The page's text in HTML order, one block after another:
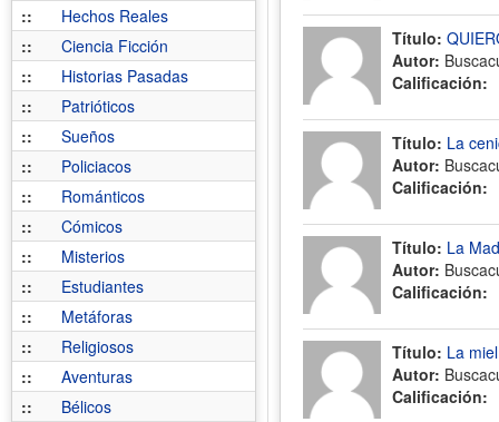
::
Hechos Reales
::
Ciencia Ficción
::
Historias Pasadas
::
Patrióticos
::
Sueños
::
Policiacos
::
Románticos
::
Cómicos
::
Misterios
::
Estudiantes
::
Metáforas
::
Religiosos
::
Aventuras
::
Bélicos
Título:
Autor:
Calificación:
Título: La
Autor:
Calificación:
Título: La
Autor:
Calificación:
Título: La
Autor:
Calificación: